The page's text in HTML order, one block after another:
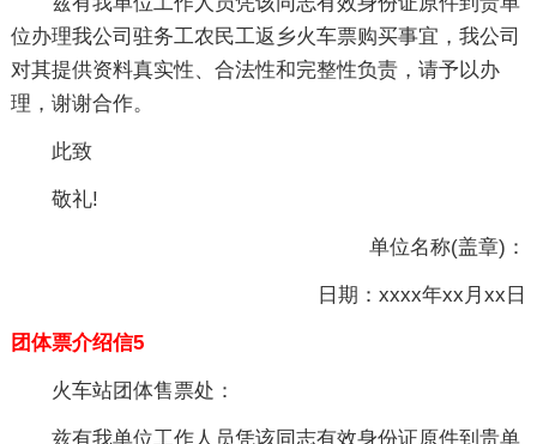
位办理我公司驻务工农民工返乡火车票购买事宜，我公司
对其提供资料真实性、合法性和完整性负责，请予以办
理，谢谢合作。
此致
敬礼!
单位名称(盖章)：
日期：xxxx年xx月xx日
团体票介绍信5
火车站团体售票处：
兹有我单位工作人员凭该同志有效身份证原件到贵单